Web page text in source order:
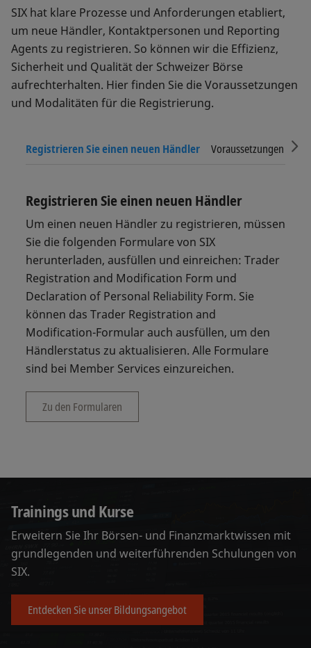
SIX hat klare Prozesse und Anforderungen etabliert,
um neue Händler, Kontaktpersonen und Reporting
Agents zu registrieren. So können wir die Effizienz,
Sicherheit und Qualität der Schweizer Börse
aufrechterhalten. Hier finden Sie die Voraussetzungen
und Modalitäten für die Registrierung.
Registrieren Sie einen neuen Händler Voraussetzungen für
Registrieren Sie einen neuen Händler
Um einen neuen Händler zu registrieren, müssen
Sie die folgenden Formulare von SIX
herunterladen, ausfüllen und einreichen: Trader
Registration and Modification Form und
Declaration of Personal Reliability Form. Sie
können das Trader Registration and
Modification-Formular auch ausfüllen, um den
Händlerstatus zu aktualisieren. Alle Formulare
sind bei Member Services einzureichen.
Zu den Formularen
Trainings und Kurse
Erweitern Sie Ihr Börsen- und Finanzmarktwissen mit
grundlegenden und weiterführenden Schulungen von
SIX.
Entdecken Sie unser Bildungsangebot